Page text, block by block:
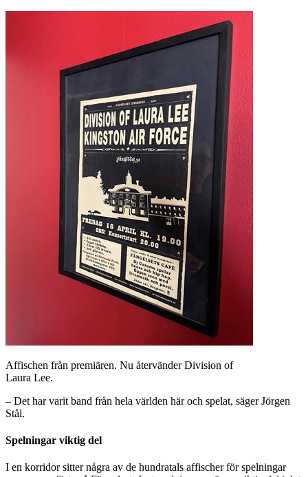
Affischen från premiären. Nu återvänder Division of
Laura Lee.
– Det har varit band från hela världen här och spelat, säger Jörgen
Stål.
Spelningar viktig del
I en korridor sitter några av de hundratals affischer för spelningar